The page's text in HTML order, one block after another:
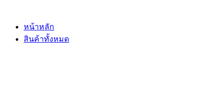
contentหน้าหลัก
สินค้าทั้งหมด